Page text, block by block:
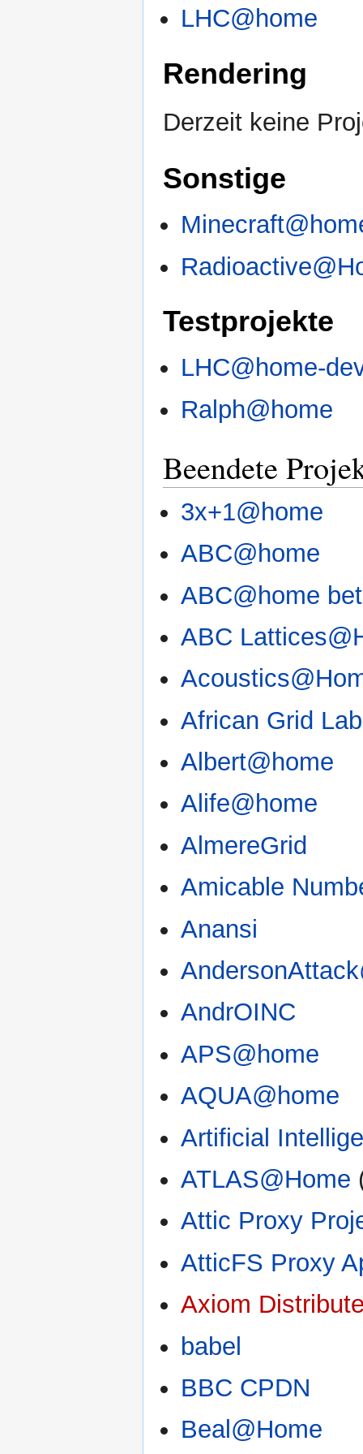
LHC@home
Rendering
Derzeit keine
Sonstige
Testprojekte
LHC@home-
Ralph@home
Beendete
3x+1@home
ABC@home
ABC@home
ABC
African Grid
Albert@home
Alife@home
AlmereGrid
Amicable
Anansi
AndrOINC
APS@home
AQUA@home
Artificial
ATLAS@Home
Attic Proxy
AtticFS Proxy
Axiom
babel
BBC CPDN
Beal@Home